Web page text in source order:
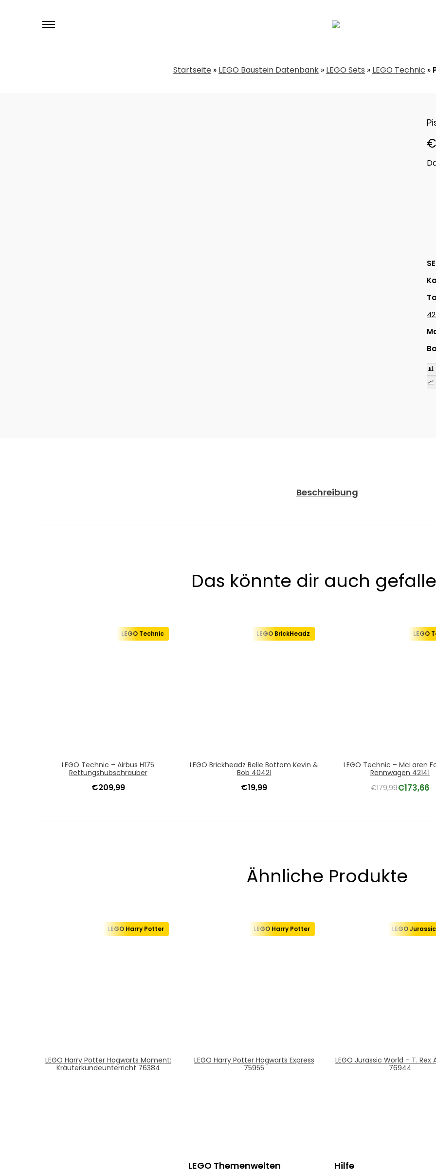
Startseite » LEGO Baustein Datenbank » LEGO Sets » LEGO Technic »
€
Beschreibung
Das könnte dir auch
LEGO Technic
LEGO Technic – Airbus H175
Rettungshubschrauber
€209,99
LEGO BrickHeadz
LEGO Brickheadz Belle Bottom Kevin &
Bob 40421
€19,99
LEGO
LEGO Technic – McLaren
Rennwagen 42141
€179,99€173,66
Ähnliche Produkte
LEGO Harry Potter
LEGO Harry Potter Hogwarts Moment:
Kräuterkundeunterricht 76384
LEGO Harry Potter
LEGO Harry Potter Hogwarts Express
75955
LEGO
LEGO Jurassic World – T. Rex
76944
LEGO Themenwelten Hilfe